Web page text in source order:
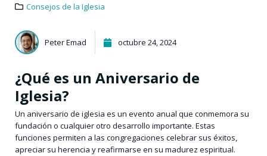
Consejos de la Iglesia
Peter Emad octubre 24, 2024
¿Qué es un Aniversario de
Iglesia?
Un aniversario de iglesia es un evento anual que conmemora su
fundación o cualquier otro desarrollo importante. Estas
funciones permiten a las congregaciones celebrar sus éxitos,
apreciar su herencia y reafirmarse en su madurez espiritual.